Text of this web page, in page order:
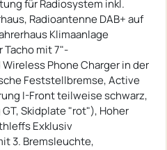
für Radiosystem inkl.
Radioantenne DAB+ auf
Klimaanlage
mit 7"-
Phone Charger in der
Feststellbremse, Active
I-Front teilweise schwarz,
Skidplate "rot"), Hoher
Exklusiv
3. Bremsleuchte,